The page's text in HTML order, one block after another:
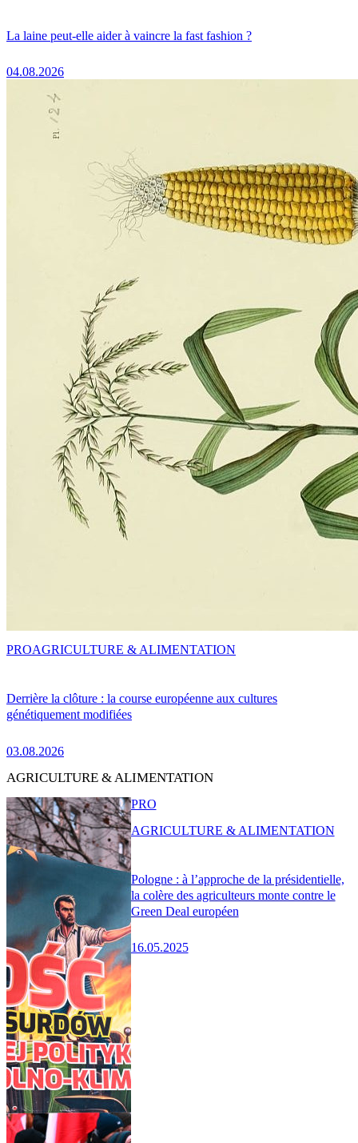
La laine peut-elle aider à vaincre la fast fashion ?
04.08.2026
Derrière la clôture : la course européenne aux cultures
génétiquement modifiées
03.08.2026
PROAGRICULTURE & ALIMENTATION
AGRICULTURE & ALIMENTATION
Pologne : à l’approche de la présidentielle,
la colère des agriculteurs monte contre le
Green Deal européen
16.05.2025
PRO
AGRICULTURE & ALIMENTATION